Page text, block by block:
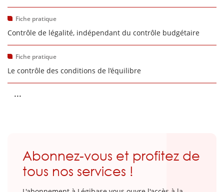
Fiche pratique
Contrôle de légalité, indépendant du contrôle budgétaire
Fiche pratique
Le contrôle des conditions de l’équilibre
...
Abonnez-vous et profitez de
tous nos services !